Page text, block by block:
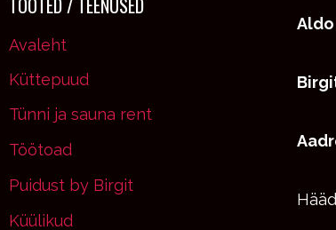
Avaleht
Küttepuud
Tünni ja sauna rent
Töötoad
Puidust by Birgit
Küülikud